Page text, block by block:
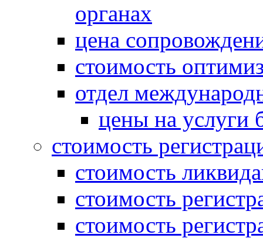
органах
цена
стоимость
отдел
цены на услуги
стоимость
стоимость
стоимость
стоимость